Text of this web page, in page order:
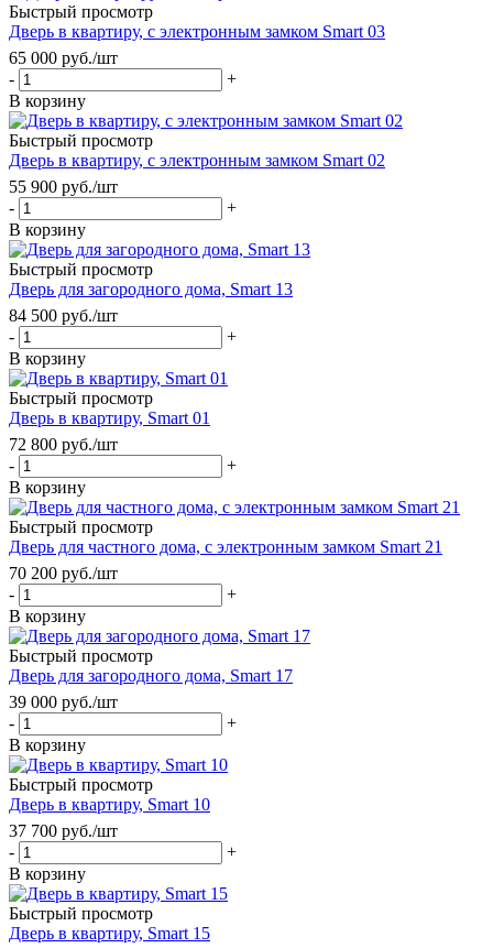
Быстрый просмотр
Дверь в квартиру, с электронным замком Smart 03
65 000 руб./шт
-
+
В корзину
Быстрый просмотр
Дверь в квартиру, с электронным замком Smart 02
55 900 руб./шт
-
+
В корзину
Быстрый просмотр
Дверь для загородного дома, Smart 13
84 500 руб./шт
-
+
В корзину
Быстрый просмотр
Дверь в квартиру, Smart 01
72 800 руб./шт
-
+
В корзину
Быстрый просмотр
Дверь для частного дома, с электронным замком Smart 21
70 200 руб./шт
-
+
В корзину
Быстрый просмотр
Дверь для загородного дома, Smart 17
39 000 руб./шт
-
+
В корзину
Быстрый просмотр
Дверь в квартиру, Smart 10
37 700 руб./шт
-
+
В корзину
Быстрый просмотр
Дверь в квартиру, Smart 15